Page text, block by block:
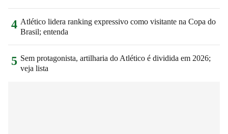
4 Atlético lidera ranking expressivo como visitante na Copa do
Brasil; entenda
5 Sem protagonista, artilharia do Atlético é dividida em 2026;
veja lista